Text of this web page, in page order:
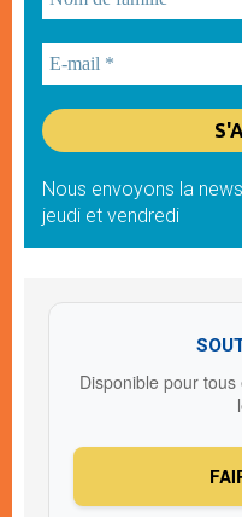
Nous envoyons la
jeudi et vendredi
Disponible pour